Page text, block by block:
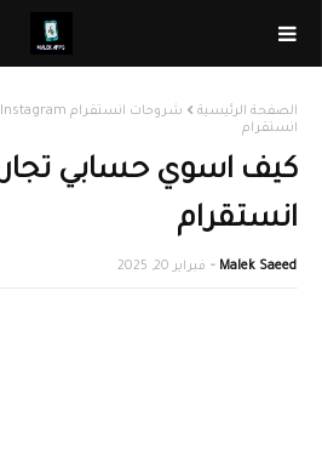
الصفحة الرئيسية شروحات انستقرام Instagram
انستقرام
كيف اسوي حسابي
انستقرام
Malek Saeed فبراير 20, 2025